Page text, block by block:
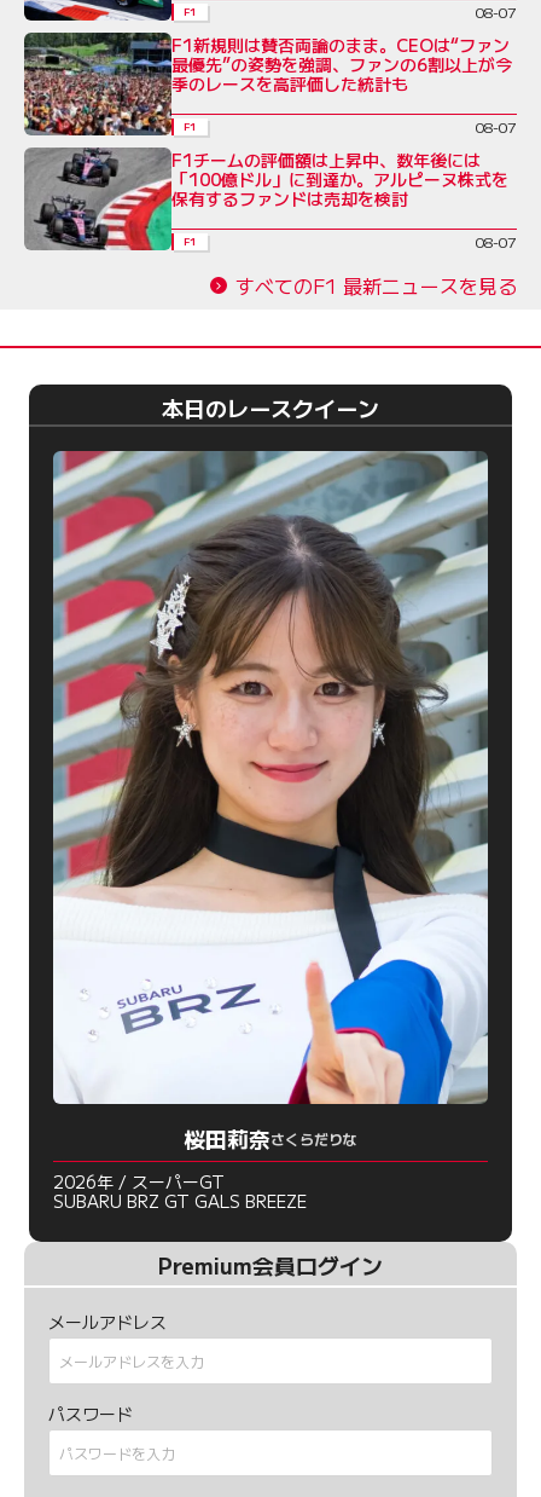
F1 08-07
F1新規則は賛否両論のまま。CEOは“ファン
最優先”の姿勢を強調、ファンの6割以上が今
季のレースを高評価した統計も
F1 08-07
F1チームの評価額は上昇中、数年後には
「100億ドル」に到達か。アルピーヌ株式を
保有するファンドは売却を検討
F1 08-07
すべてのF1 最新ニュースを見る
本日のレースクイーン
桜田莉奈さくらだりな
2026年 / スーパーGT
SUBARU BRZ GT GALS BREEZE
Premium会員ログイン
メールアドレス
パスワード